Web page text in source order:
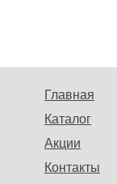
Главная
Каталог
Акции
Контакты